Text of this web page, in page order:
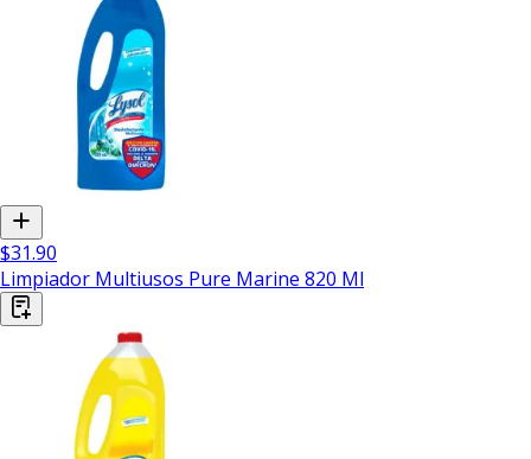
$31.90
Limpiador Multiusos Pure Marine 820 Ml